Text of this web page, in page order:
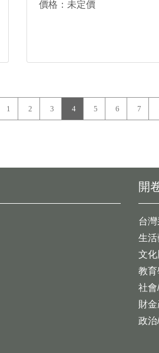
價格：未定價
1 2 3 4 5 6 7
開
台
生
文化
教育
社會
財
政治